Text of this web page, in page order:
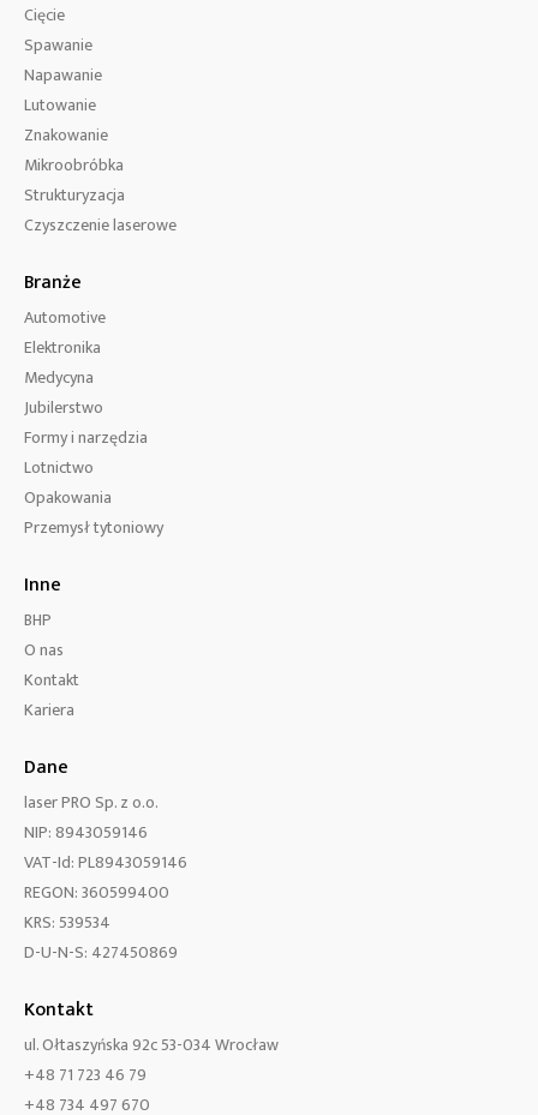
Cięcie
Spawanie
Napawanie
Lutowanie
Znakowanie
Mikroobróbka
Strukturyzacja
Czyszczenie laserowe
Branże
Automotive
Elektronika
Medycyna
Jubilerstwo
Formy i narzędzia
Lotnictwo
Opakowania
Przemysł tytoniowy
Inne
BHP
O nas
Kontakt
Kariera
Dane
laser PRO Sp. z o.o.
NIP: 8943059146
VAT-Id: PL8943059146
REGON: 360599400
KRS: 539534
D-U-N-S: 427450869
Kontakt
ul. Ołtaszyńska 92c 53-034 Wrocław
+48 71 723 46 79
+48 734 497 670